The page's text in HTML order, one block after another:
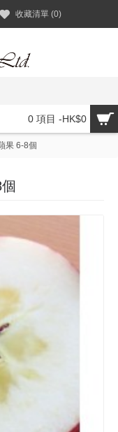
收藏清單 (0)
0 項目 -HK$0
果 6-8個